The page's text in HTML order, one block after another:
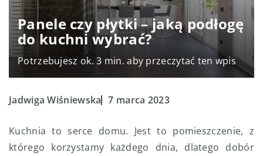
Panele czy płytki – jaką podłogę
do kuchni wybrać?
Potrzebujesz ok. 3 min. aby przeczytać ten wpis
Jadwiga Wiśniewska 7 marca 2023
Kuchnia to serce domu. Jest to pomieszczenie, z
którego korzystamy każdego dnia, dlatego dobór